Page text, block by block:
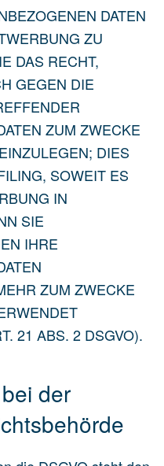
DATEN
ZU
DAS RECHT,
GEGEN DIE
ZUM ZWECKE
DIES
SOWEIT ES
IN
SIE
IHRE
ZUM ZWECKE
21 ABS. 2 DSGVO).
der